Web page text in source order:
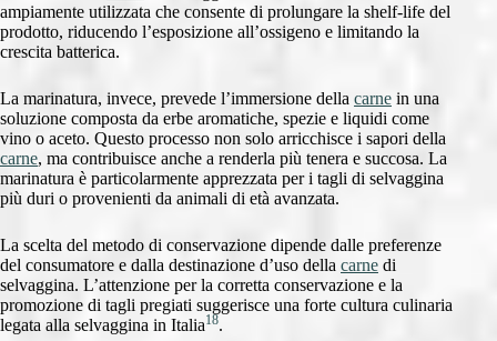
ampiamente utilizzata che consente di prolungare la shelf-life del
prodotto, riducendo l’esposizione all’ossigeno e limitando la
crescita batterica.
La marinatura, invece, prevede l’immersione della carne in una
soluzione composta da erbe aromatiche, spezie e liquidi come
vino o aceto. Questo processo non solo arricchisce i sapori della
carne, ma contribuisce anche a renderla più tenera e succosa. La
marinatura è particolarmente apprezzata per i tagli di selvaggina
più duri o provenienti da animali di età avanzata.
La scelta del metodo di conservazione dipende dalle preferenze
del consumatore e dalla destinazione d’uso della carne di
selvaggina. L’attenzione per la corretta conservazione e la
promozione di tagli pregiati suggerisce una forte cultura culinaria
legata alla selvaggina in Italia18.